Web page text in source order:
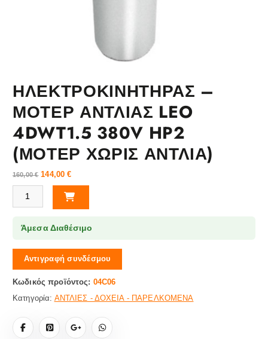
ΗΛΕΚΤΡΟΚΙΝΗΤΗΡΑΣ –
ΜΟΤΕΡ ΑΝΤΛΙΑΣ LEO
4DWT1.5 380V HP2
(ΜΟΤΕΡ ΧΩΡΙΣ ΑΝΤΛΙΑ)
160,00€ 144,00€
ΗΛΕΚΤΡΟΚΙΝΗΤΗΡΑΣ - ΜΟΤΕΡ ΑΝΤΛΙΑΣ LEO 4DWT1.5 380V HP2
Άμεσα Διαθέσιμο
Αντιγραφή συνδέσμου
Κωδικός προϊόντος: 04C06
Κατηγορία: ΑΝΤΛΙΕΣ - ΔΟΧΕΙΑ - ΠΑΡΕΛΚΟΜΕΝΑ